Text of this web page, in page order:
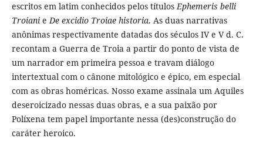
escritos em latim conhecidos pelos títulosEphemeris belli
Troiani eDe excidio Troiae historia. As duas narrativas
anônimas respectivamente datadas dos séculos IV e V d. C.
recontam a Guerra de Troia a partir do ponto de vista de
um narrador em primeira pessoa e travam diálogo
intertextual com o cânone mitológico e épico, em especial
com as obras homéricas. Nosso exame assinala um Aquiles
deseroicizado nessas duas obras, e a sua paixão por
Políxena tem papel importante nessa (des)construção do
caráter heroico.